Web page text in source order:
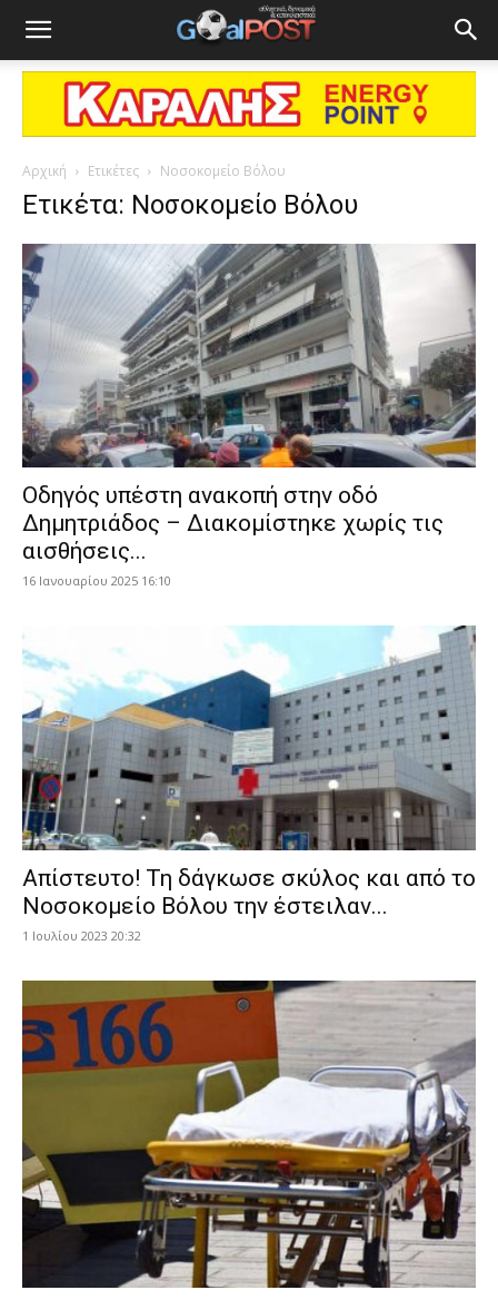
Αρχική Ετικέτες Νοσοκομείο Βόλου
Ετικέτα: Νοσοκομείο Βόλου
Οδηγός υπέστη ανακοπή στην οδό
Δημητριάδος – Διακομίστηκε χωρίς τις
αισθήσεις...
16 Ιανουαρίου 2025 16:10
Απίστευτο! Τη δάγκωσε σκύλος και από το
Νοσοκομείο Βόλου την έστειλαν...
1 Ιουλίου 2023 20:32